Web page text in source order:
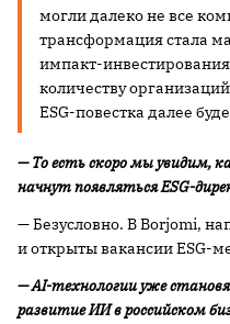
могли далеко не все
трансформация стала
импакт-
количеству
ESG-повестка далее
— То есть скоро мы увидим,
начнут появлятьсяESG-
— Безусловно. В Borjomi,
и открыты вакансии ESG-
— AI-технологии уже
развитие ИИ в российском